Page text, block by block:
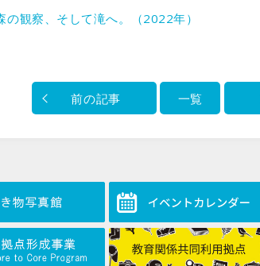
の観察、そして滝へ。（2022年）
前の記事 一覧